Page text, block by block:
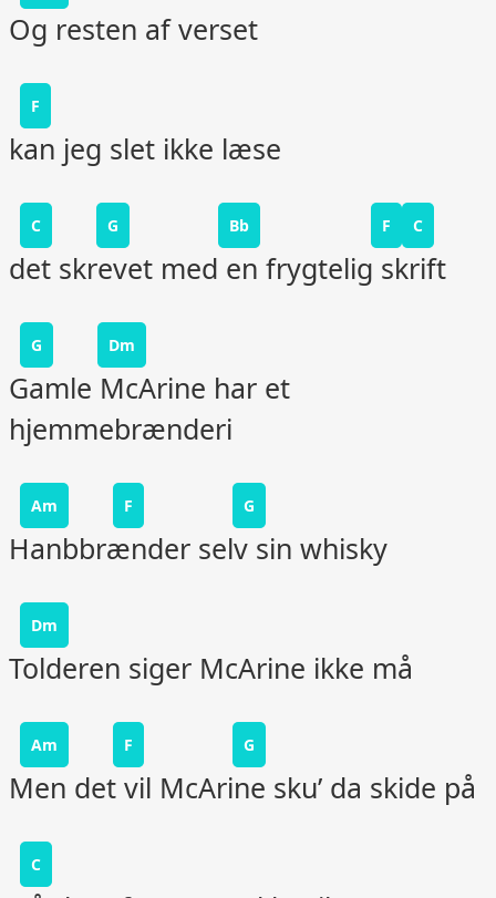
Og resten af verset
F
kan jeg slet ikke læse
C G Bb F C
det skrevet med en frygtelig skrift
G Dm
Gamle McArine har et
hjemmebrænderi
Am F G
Hanbbrænder selv sin whisky
Dm
Tolderen siger McArine ikke må
Am F G
Men det vil McArine sku’ da skide på
C